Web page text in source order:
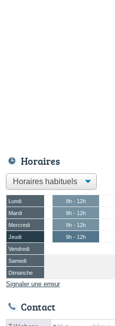
Horaires
Lundi 9h - 12h
Mardi
9h - 12h
Mercredi
9h - 12h
Jeudi
9h - 12h
Vendredi
Samedi
Dimanche
Signaler une erreur
Contact